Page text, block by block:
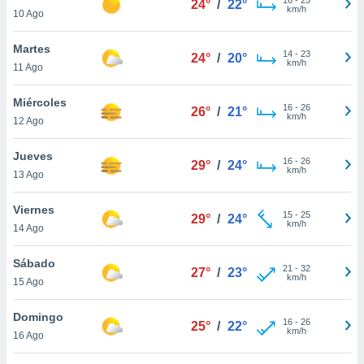
más
nuestra
y
de
disponible
cookies
aceptar
10 Ago
24° / 22°
km/h
Martes
11 Ago
24° / 20° 14- 23
km/h
Miércoles
12 Ago
26° / 21° 16- 26
km/h
Jueves
13 Ago
29° / 24° 16- 26
km/h
Viernes
14 Ago
29° / 24° 15- 25
km/h
Sábado
15 Ago
27° / 23° 21 - 32
km/h
Domingo
16 Ago
25° / 22° 16- 26
km/h